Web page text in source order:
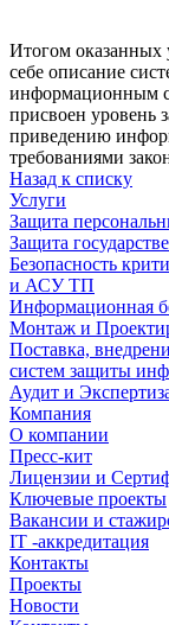
Итогом оказанных
себе описание
информационным
присвоен уровень
приведению
требованиями
Назад к списку
Услуги
Защита
Защита
Безопасность
и АСУ ТП
Информационная
Монтаж и
Поставка,
систем защиты
Аудит и
Компания
О компании
Пресс-кит
Лицензии и
Ключевые проекты
Вакансии и
IT -аккредитация
Контакты
Проекты
Новости